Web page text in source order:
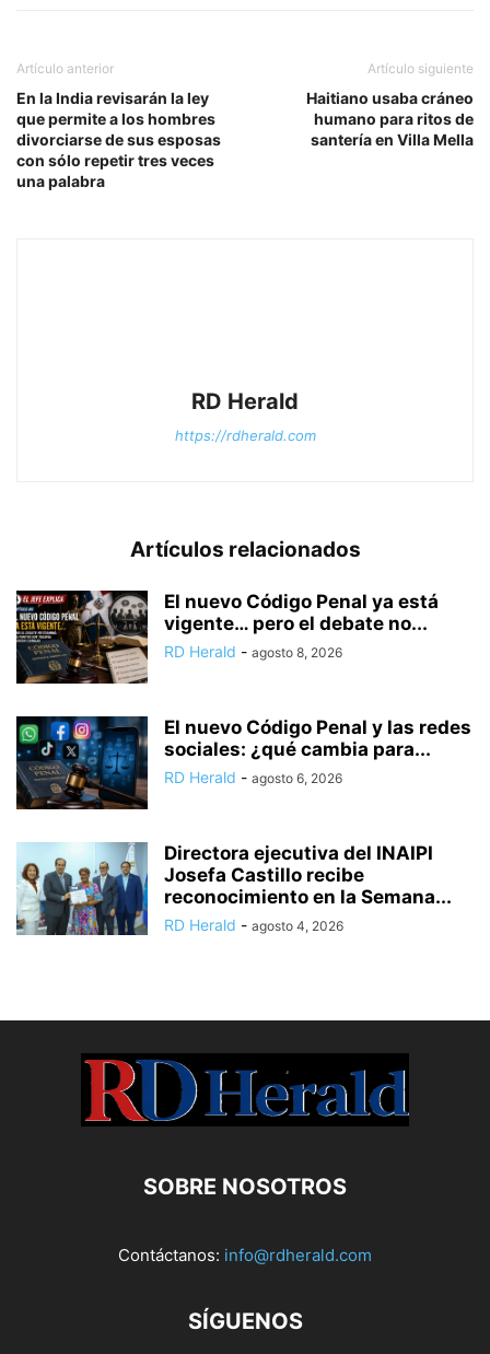
Artículo anterior
En la India revisarán la ley
que permite a los hombres
divorciarse de sus esposas
con sólo repetir tres veces
una palabra
Artículo siguiente
Haitiano usaba cráneo
humano para ritos de
santería en Villa Mella
RD Herald
https://rdherald.com
Artículos relacionados
El nuevo Código Penal ya está
vigente… pero el debate no...
RD Herald - agosto 8, 2026
El nuevo Código Penal y las redes
sociales: ¿qué cambia para...
RD Herald - agosto 6, 2026
Directora ejecutiva del INAIPI
Josefa Castillo recibe
reconocimiento en la Semana...
RD Herald - agosto 4, 2026
SOBRE NOSOTROS
Contáctanos: info@rdherald.com
SÍGUENOS